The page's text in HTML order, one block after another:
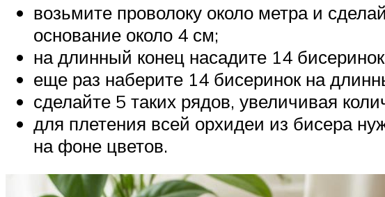
возьмите проволоку около метра и
основание около 4 см;
на длинный конец насадите 14
еще раз наберите 14 бисеринок на
сделайте 5 таких рядов, увеличивая
для плетения всей орхидеи из бисера
на фоне цветов.